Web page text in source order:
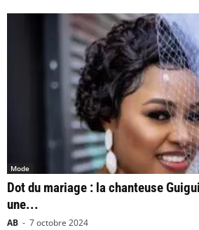
Mode
Dot du mariage : la chanteuse
une...
AB - 7 octobre 2024